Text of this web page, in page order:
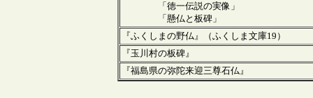
「徳一伝説の実像」
「懸仏と板碑」
『ふくしまの野仏』（ふくしま文庫19 ）
『玉川村の板碑』
『福島県の弥陀来迎三尊石仏』